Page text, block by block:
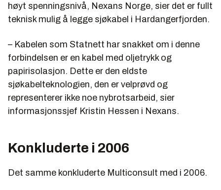
høyt spenningsnivå, Nexans Norge, sier det er fullt
teknisk mulig å legge sjøkabel i Hardangerfjorden.
– Kabelen som Statnett har snakket om i denne
forbindelsen er en kabel med oljetrykk og
papirisolasjon. Dette er den eldste
sjøkabelteknologien, den er velprøvd og
representerer ikke noe nybrotsarbeid, sier
informasjonssjef Kristin Hessen i Nexans.
Konkluderte i 2006
Det samme konkluderte Multiconsult med i 2006.